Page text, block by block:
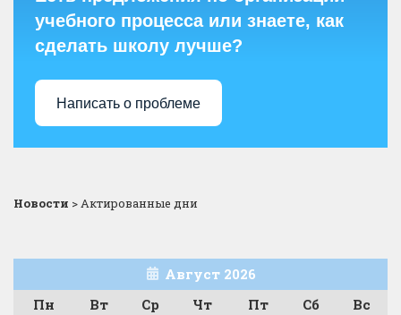
учебного процесса или знаете, как
сделать школу лучше?
Написать о проблеме
Новости >Актированные дни
Август 2026
Пн
Вт Ср Чт Пт Сб
Вс